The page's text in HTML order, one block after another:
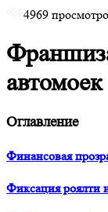
4969
автомоек
Оглавление
Финансовая
Фиксация роялти